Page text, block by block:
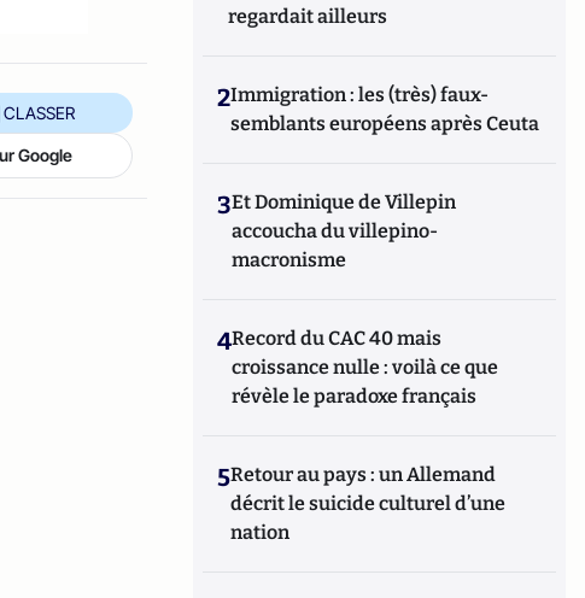
CLASSER
Google
regardait ailleurs
2Immigration : les (très) faux-
semblants européens après Ceuta
3Et Dominique de Villepin
accoucha du villepino-
macronisme
4Record du CAC 40 mais
croissance nulle : voilà ce que
révèle le paradoxe français
5Retour au pays : un Allemand
décrit le suicide culturel d’une
nation